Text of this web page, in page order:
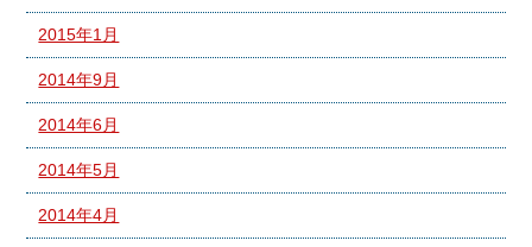
2015年1月
2014年9月
2014年6月
2014年5月
2014年4月